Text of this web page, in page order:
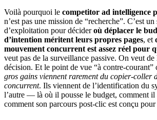
Voilà pourquoi le competitor ad intelligence
n’est pas une mission de “recherche”. C’est un
d’exploitation pour décideroù déplacer le
d’intention méritent leurs propres pages, et
mouvement concurrent est assez réel pour
veut pas de la surveillance passive. On veut de
décision. Et le point de vue “à contre-courant”
gros gains viennent rarement du copier-coller
concurrent. Ils viennent de l’identification du
l’autre — là où il pousse le budget, comment il
comment son parcours post-clic est conçu